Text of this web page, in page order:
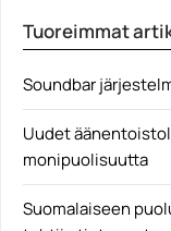
iästä huolimatta...
Tuoreimmat
Soundbar
Uudet
monipuolisuutta
Suomalaiseen